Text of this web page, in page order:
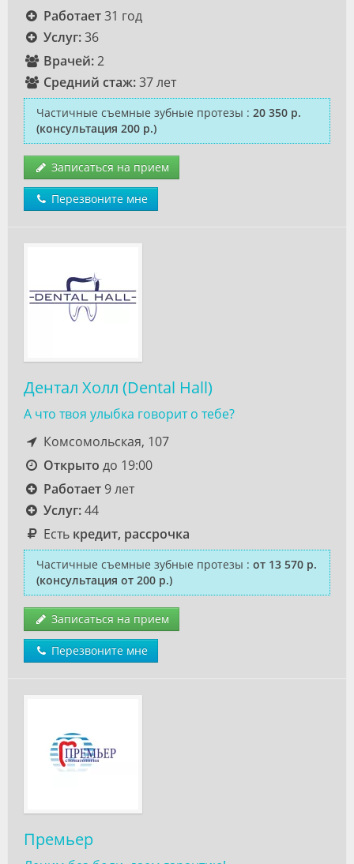
Работает31 год
Услуг:36
Врачей:2
Средний стаж:37 лет
Частичные съемные зубные протезы : 20 350 р.
(консультация 200 р.)
Записаться на прием
Перезвоните мне
Дентал Холл (Dental Hall)
А что твоя улыбка говорит о тебе?
Комсомольская, 107
Открыто до 19:00
Работает9 лет
Услуг:44
Есть кредит, рассрочка
Частичные съемные зубные протезы : от 13 570 р.
(консультация от 200 р.)
Записаться на прием
Перезвоните мне
Премьер